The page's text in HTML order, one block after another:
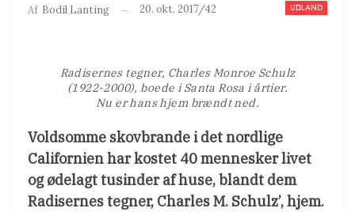
UDLAND
Af Bodil Lanting 20. okt. 2017/42
Radisernes tegner, Charles Monroe Schulz
(1922-2000), boede i Santa Rosa i årtier.
Nu er hans hjem brændt ned.
Voldsomme skovbrande i det nordlige
Californien har kostet 40 mennesker livet
og ødelagt tusinder af huse, blandt dem
Radisernes tegner, Charles M. Schulz’, hjem.